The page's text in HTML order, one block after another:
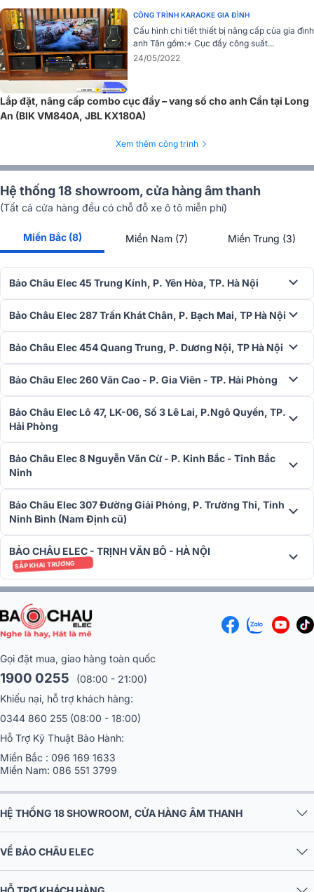
Bảo vệ loa và các thiết bị khác
Được trang bị hệ thống quản lý, khống chế, kiểm soát giới hạn cho
cường độ âm thanh đường vào và cường độ âm thanh đường ra. Có
nâng cao hiệu quả âm thanh của loa sub một cach rõ rệt và hiệu
quả.
lấy cả tiếng trầm micro từ loa sub trong trường hợp tiếng loa full
thiếu tiếng trầm và âm thanh mỏng quá.(thay thế hoàn toàn và hay
hơn bất kỳ một thiết bị Crossover nào)
Hoạt động bền bỉ
Vang số AAP K9800 New 2020 có thể kiểm soát, quản lý những
tình huống tiêu cực như chập, cháy nhờ việc giới hạn cường độ tín
hiệu những đường ra vào giúp việc kết nối hay phối ghép được
thuận tiện và đơn giản hơn.
Sản xuất trên dây chuyền công nghệ hiện đại với nguồn linh kiện
nâng cấp hơn các phiên bản trước đó, được chọn lọc kỹ lưỡng
mang đến cho sản phẩm khả năng tinh chỉnh âm thanh chuyên
nghiệp, độ bền vượt trội, chất lượng không có sự thay đổi trong
suốt quá trình sử dụng.
CÔNG TRÌNH KARAOKE GIA ĐÌNH
Cấu hình chi tiết thiết bị nâng cấp của gia đình
anh Tân gồm:+ Cục đẩy công suất...
24/05/2022
Lắp đặt, nâng cấp combo cục đẩy – vang số cho anh Cẩn tại Long
An (BIK VM840A, JBL KX180A)
Xem thêm công trình
Hệ thống 18 showroom, cửa hàng âm thanh
(Tất cả cửa hàng đều có chỗ đỗ xe ô tô miễn phí)
Miền Bắc (8) Miền Nam (7) Miền Trung (3)
Bảo Châu Elec 45 Trung Kính, P. Yên Hòa, TP. Hà Nội
Bảo Châu Elec 287 Trần Khát Chân, P. Bạch Mai, TP Hà Nội
Bảo Châu Elec 454 Quang Trung, P. Dương Nội, TP Hà Nội
Bảo Châu Elec 260 Văn Cao - P. Gia Viên - TP. Hải Phòng
Bảo Châu Elec Lô 47, LK-06, Số 3 Lê Lai, P.Ngô Quyền, TP.
Hải Phòng
Bảo Châu Elec 8 Nguyễn Văn Cừ - P. Kinh Bắc - Tỉnh Bắc
Ninh
Bảo Châu Elec 307 Đường Giải Phóng, P. Trường Thi, Tỉnh
Ninh Bình (Nam Định cũ)
BẢO CHÂU ELEC - TRỊNH VĂN BÔ - HÀ NỘI
SẮP KHAI TRƯƠNG
Gọi đặt mua, giao hàng toàn quốc
1900 0255
(08:00 - 21:00)
Khiếu nại, hỗ trợ khách hàng:
0344 860 255 (08:00 - 18:00)
Hỗ Trợ Kỹ Thuật Bảo Hành:
Miền Bắc : 096 169 1633
Miền Nam: 086 551 3799
HỆ THỐNG 18 SHOWROOM, CỬA HÀNG ÂM THANH
VỀ BẢO CHÂU ELEC